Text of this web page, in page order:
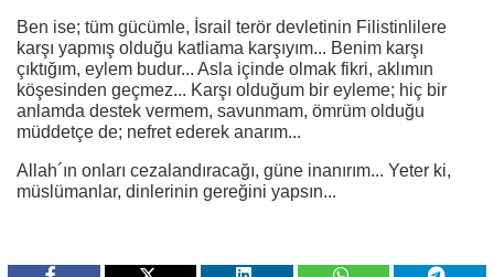
Ben ise; tüm gücümle, İsrail terör devletinin Filistinlilere
karşı yapmış olduğu katliama karşıyım... Benim karşı
çıktığım, eylem budur... Asla içinde olmak fikri, aklımın
köşesinden geçmez... Karşı olduğum bir eyleme; hiç bir
anlamda destek vermem, savunmam, ömrüm olduğu
müddetçe de; nefret ederek anarım...
Allah´ın onları cezalandıracağı, güne inanırım... Yeter ki,
müslümanlar, dinlerinin gereğini yapsın...